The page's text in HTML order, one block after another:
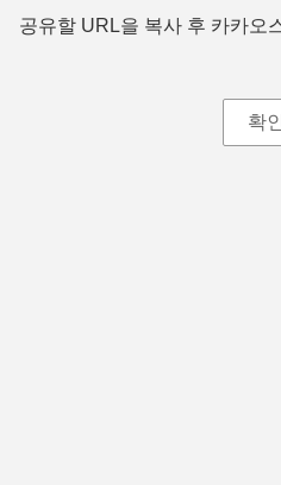
공유할 URL을 복사 후 카카오
확인